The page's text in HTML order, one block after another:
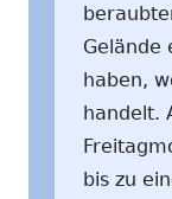
Gelände
haben,
handelt.
bis zu